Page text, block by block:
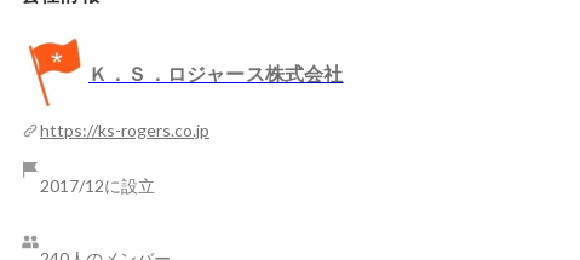
Ｋ．Ｓ．ロジャース株式会社
https://ks-rogers.co.jp
2017/12に設立